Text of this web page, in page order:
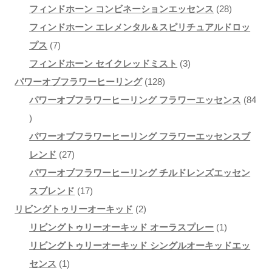
商
品
の
商
個
の
フィンドホーン コンビネーションエッセンス 2828
個
フィンドホーン エレメンタル＆スピリチュアルドロッ
プス
77
個
の
商
フィンドホーン セイクレッドミスト 33
の
品
パワーオブフラワーヒーリング 128128
個
商
パワーオブフラワーヒーリング フラワーエッセンス
84
84
個
の
商
品
パワーオブフラワーヒーリング フラワーエッセンスブ
レンド
2727
個
の
商
品
パワーオブフラワーヒーリング チルドレンズエッセン
スブレンド
1717
個
の
商
リビングトゥリーオーキッド 22
個
の
リビングトゥリーオーキッド オーラスプレー 11
個
リビングトゥリーオーキッド シングルオーキッドエッ
センス
11